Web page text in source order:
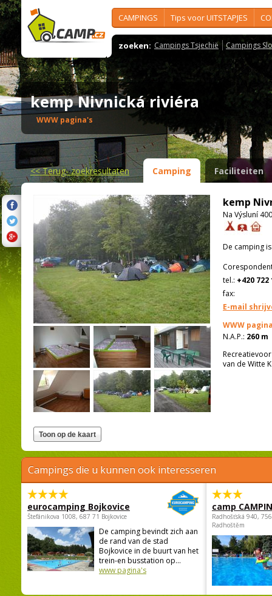
CAMPINGS Tips voor UITSTAPJES
zoeken: Campings Tsjechië Campings
kemp Nivnická riviéra
WWW pagina's
<<Terug- zoekresultaten Camping Faciliteiten
kemp
Na Výsluní
De camping
tel.: +420 722
fax:
E-mail
WWW
N.A.P.: 260 m
van de Witte
Campings die u kunnen ook interesseren
eurocamping Bojkovice
Štefánikova 1008, 687 71 Bojkovice
De camping bevindt zich aan
de rand van de stad
Bojkovice in de buurt van het
trein-en busstation op...
www pagina's
camp
Radhošťská 940,
Radhoštěm